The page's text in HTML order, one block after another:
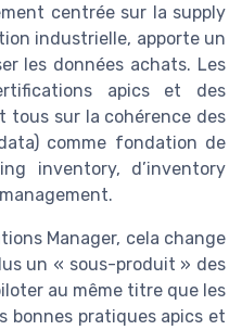
centrée sur la supply
industrielle, apporte un
les données achats. Les
apics et des
tous sur la cohérence des
comme fondation de
inventory, d’inventory
Manager, cela change
un « sous-produit » des
au même titre que les
bonnes pratiques apics et